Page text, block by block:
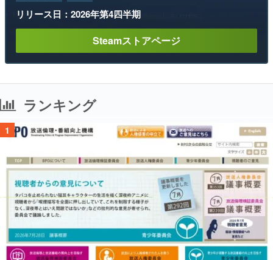
リリース日：2026年第4四半期
Steamストアページ
ランキング
1